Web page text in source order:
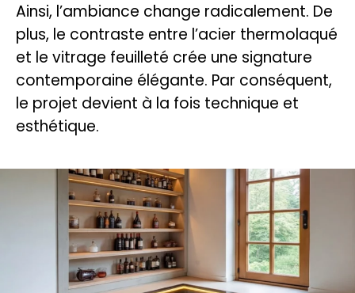
Ainsi, l’ambiance change radicalement. De
plus, le contraste entre l’acier thermolaqué
et le vitrage feuilleté crée une signature
contemporaine élégante. Par conséquent,
le projet devient à la fois technique et
esthétique.